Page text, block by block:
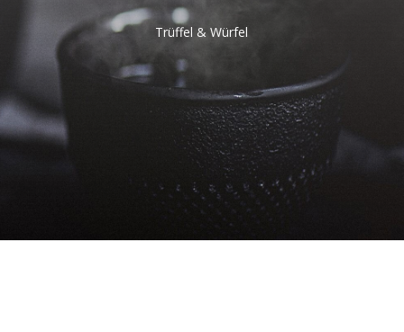
Trüffel & Würfel